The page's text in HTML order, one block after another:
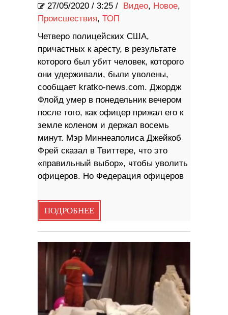
27/05/2020 / 3:25 / Видео, Новое,
Происшествия, ТОП
Четверо полицейских США,
причастных к аресту, в результате
которого был убит человек, которого
они удерживали, были уволены,
сообщает kratko-news.com. Джордж
Флойд умер в понедельник вечером
после того, как офицер прижал его к
земле коленом и держал восемь
минут. Мэр Миннеаполиса Джейкоб
Фрей сказал в Твиттере, что это
«правильный выбор», чтобы уволить
офицеров. Но Федерация офицеров
ПОДРОБНЕЕ